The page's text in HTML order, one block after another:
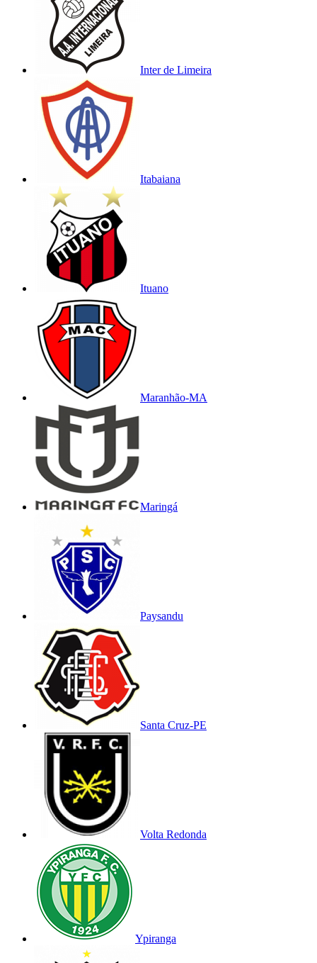
Inter de Limeira
Itabaiana
Ituano
Maranhão-MA
Maringá
Paysandu
Santa Cruz-PE
Volta Redonda
Ypiranga